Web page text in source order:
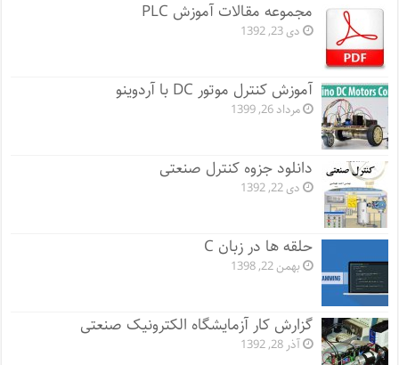
مجموعه مقالات آموزش PLC
دی 23, 1392
آموزش کنترل موتور DC با آردوینو
مرداد 26, 1399
دانلود جزوه کنترل صنعتی
دی 22, 1392
حلقه ها در زبان C
بهمن 22, 1398
گزارش کار آزمایشگاه الکترونیک صنعتی
آذر 28, 1392